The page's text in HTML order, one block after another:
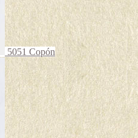
5051 Copón